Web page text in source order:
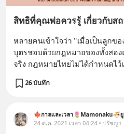
สิทธิที่คุณพ่อควรรู้ เกี่ยวกับส
หลายคนเข้าใจว่า "เมื่อเป็นลูกข
บุตรชอบด้วยกฎหมายของทั้งสอง
จริง กฎหมายไทยไม่ได้กำหนดไ
26 บันทึก
24 ต.ค. 2021 เวลา 04:24 • ปรัชญา